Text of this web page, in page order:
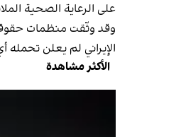
على الرعاية الصحية
وقد وثّقت منظمات
الإيراني لم يعلن
الأكثر مشاهدة